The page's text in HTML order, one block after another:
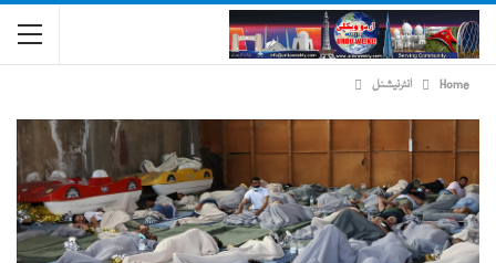
Home انٹرنیشنل